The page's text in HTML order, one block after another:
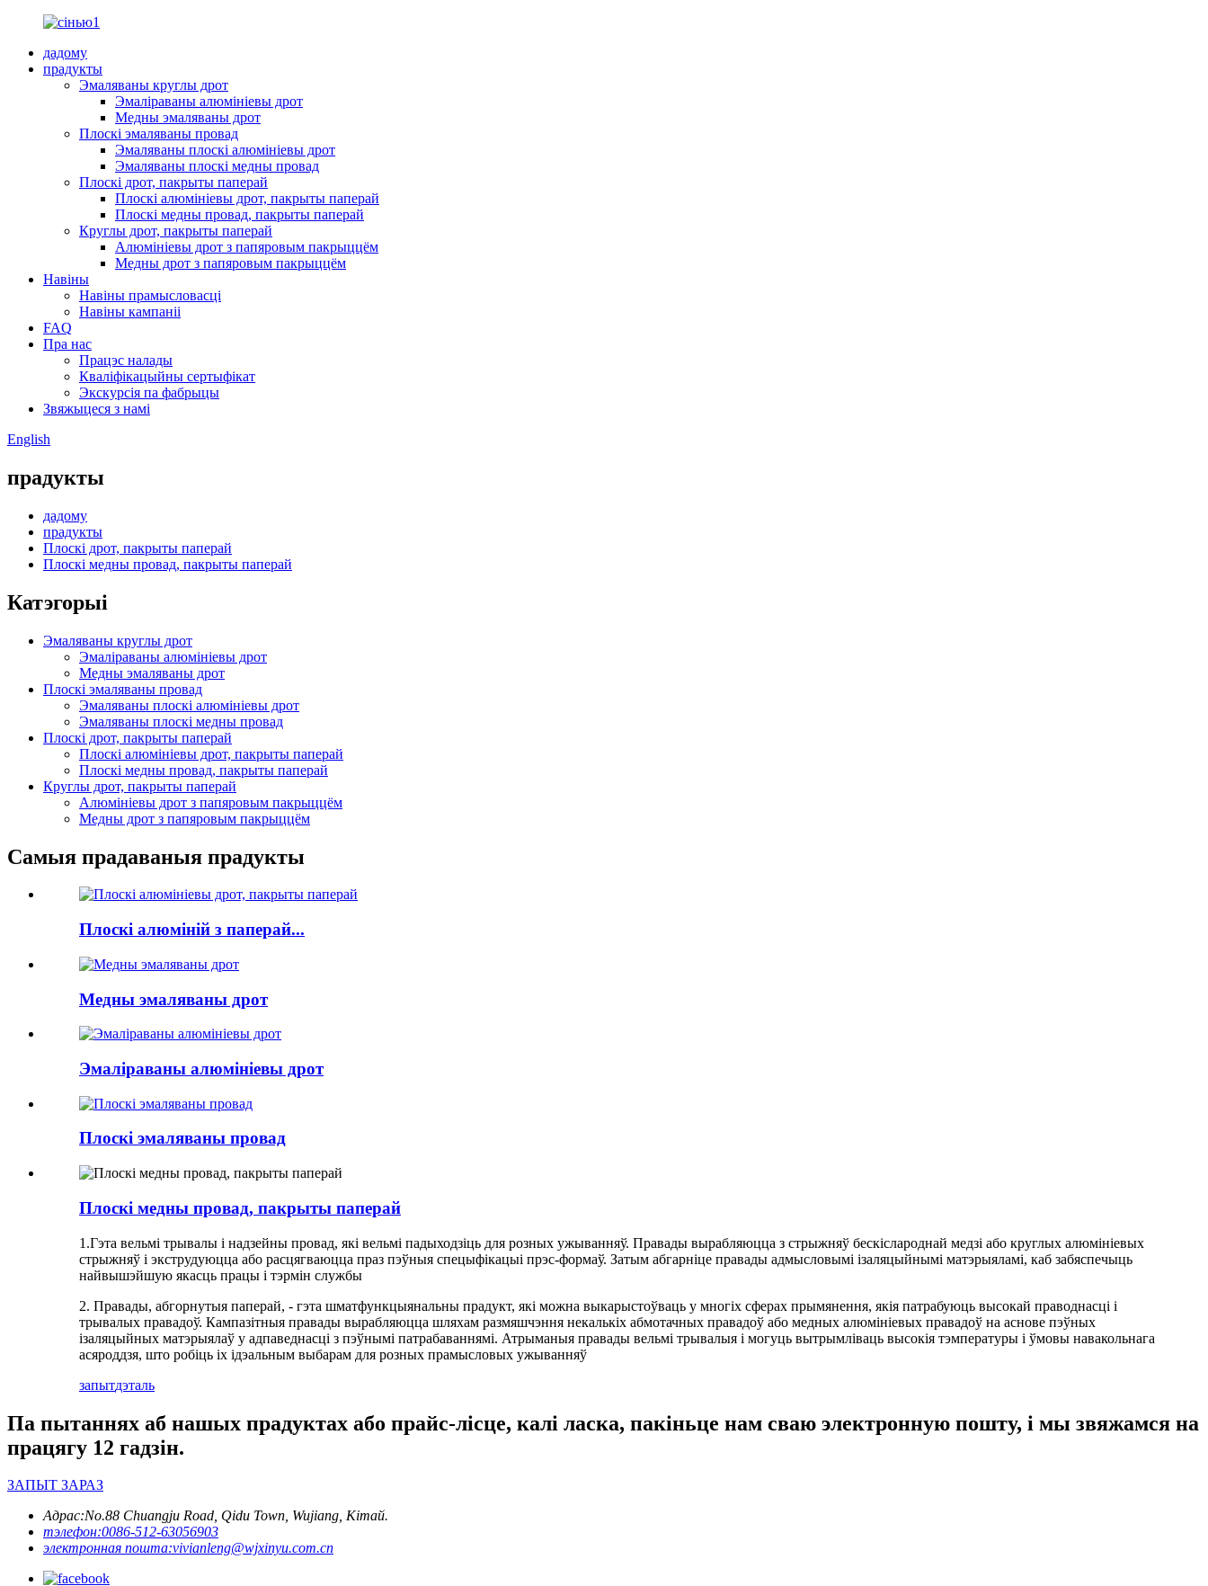
дадому
прадукты
Эмаляваны круглы дрот
Эмаліраваны алюмініевы дрот
Медны эмаляваны дрот
Плоскі эмаляваны провад
Эмаляваны плоскі алюмініевы дрот
Эмаляваны плоскі медны провад
Плоскі дрот, пакрыты паперай
Плоскі алюмініевы дрот, пакрыты паперай
Плоскі медны провад, пакрыты паперай
Круглы дрот, пакрыты паперай
Алюмініевы дрот з папяровым пакрыццём
Медны дрот з папяровым пакрыццём
Навіны
Навіны прамысловасці
Навіны кампаніі
FAQ
Пра нас
Працэс налады
Кваліфікацыйны сертыфікат
Экскурсія па фабрыцы
Звяжыцеся з намі
English
прадукты
дадому
прадукты
Плоскі дрот, пакрыты паперай
Плоскі медны провад, пакрыты паперай
Катэгорыі
Эмаляваны круглы дрот
Эмаліраваны алюмініевы дрот
Медны эмаляваны дрот
Плоскі эмаляваны провад
Эмаляваны плоскі алюмініевы дрот
Эмаляваны плоскі медны провад
Плоскі дрот, пакрыты паперай
Плоскі алюмініевы дрот, пакрыты паперай
Плоскі медны провад, пакрыты паперай
Круглы дрот, пакрыты паперай
Алюмініевы дрот з папяровым пакрыццём
Медны дрот з папяровым пакрыццём
Самыя прадаваныя прадукты
Плоскі алюміній з паперай...
Медны эмаляваны дрот
Эмаліраваны алюмініевы дрот
Плоскі эмаляваны провад
Плоскі медны провад, пакрыты паперай
1.Гэта вельмі трывалы і надзейны провад, які вельмі падыходзіць для розных ужыванняў. Правады вырабляюцца з стрыжняў бескіслароднай медзі або круглых алюмініевых
стрыжняў і экструдуюцца або расцягваюцца праз пэўныя спецыфікацыі прэс-формаў. Затым абгарніце правады адмысловымі ізаляцыйнымі матэрыяламі, каб забяспечыць
найвышэйшую якасць працы і тэрмін службы
2. Правады, абгорнутыя паперай, - гэта шматфункцыянальны прадукт, які можна выкарыстоўваць у многіх сферах прымянення, якія патрабуюць высокай праводнасці і
трывалых правадоў. Кампазітныя правады вырабляюцца шляхам размяшчэння некалькіх абмотачных правадоў або медных алюмініевых правадоў на аснове пэўных
ізаляцыйных матэрыялаў у адпаведнасці з пэўнымі патрабаваннямі. Атрыманыя правады вельмі трывалыя і могуць вытрымліваць высокія тэмпературы і ўмовы навакольнага
асяроддзя, што робіць іх ідэальным выбарам для розных прамысловых ужыванняў
запытдэталь
Па пытаннях аб нашых прадуктах або прайс-лісце, калі ласка, пакіньце нам сваю электронную пошту, і мы звяжамся на
працягу 12 гадзін.
ЗАПЫТ ЗАРАЗ
Адрас:No.88 Chuangju Road, Qidu Town, Wujiang, Кітай.
тэлефон:0086-512-63056903
электронная пошта:vivianleng@wjxinyu.com.cn